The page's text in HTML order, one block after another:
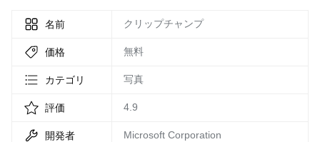
LINE無料スタンプ
名前 クリップチャンプ
価格 無料
カテゴリ 写真
評価 4.9
開発者 Microsoft Corporation